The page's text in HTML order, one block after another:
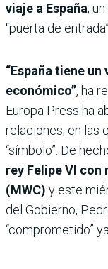
viaje a España,
“puerta de
“España tiene
económico”, ha
Europa Press ha
relaciones, en las
“símbolo”. De
rey Felipe VI
(MWC) y este
del Gobierno,
“comprometido”